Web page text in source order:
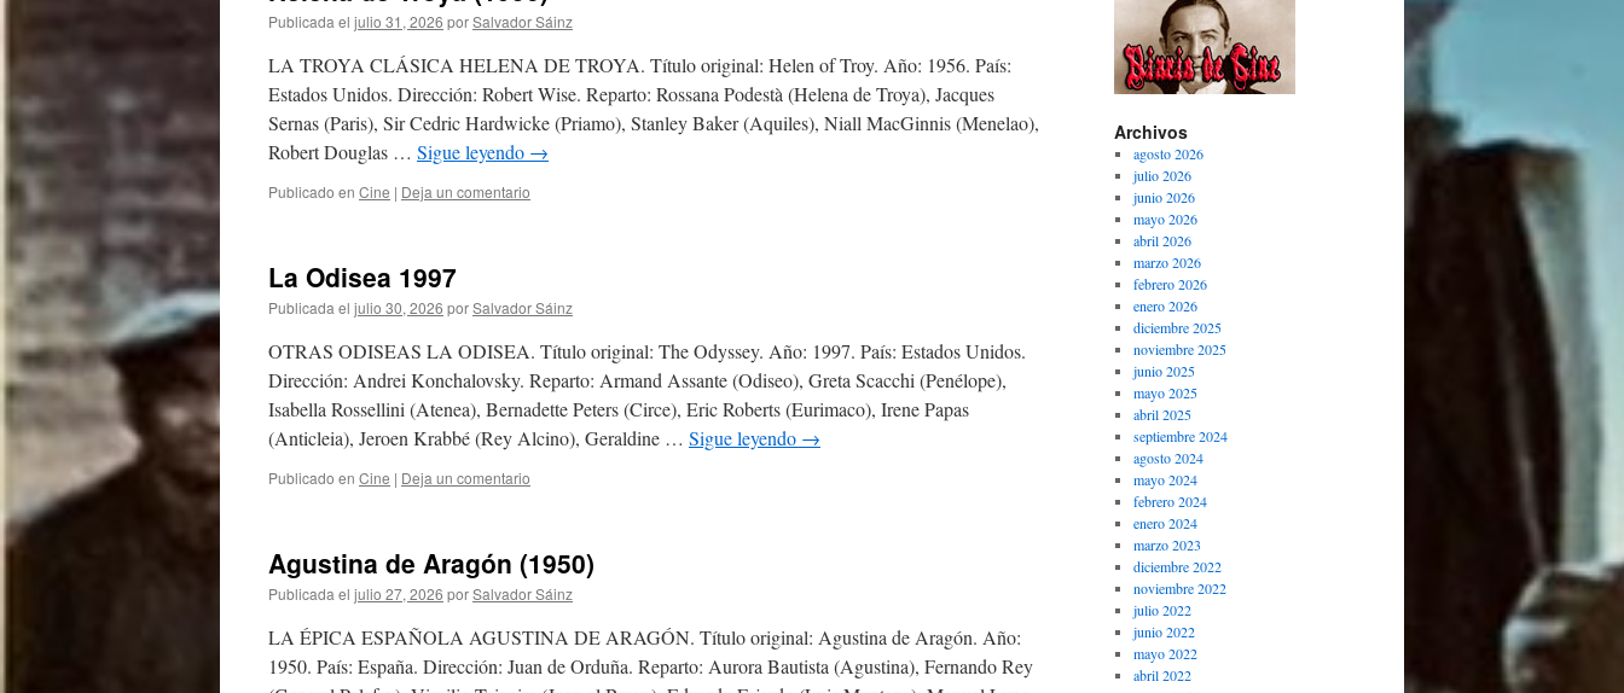
Publicada el julio 31, 2026 porSalvador Sáinz
LA TROYA CLÁSICA HELENA DE TROYA. Título original: Helen of Troy. Año: 1956. País:
Estados Unidos. Dirección: Robert Wise. Reparto: Rossana Podestà (Helena de Troya), Jacques
Sernas (Paris), Sir Cedric Hardwicke (Priamo), Stanley Baker (Aquiles), Niall MacGinnis (Menelao),
Robert Douglas … Sigue leyendo →
Publicado en Cine | Deja un comentario
La Odisea 1997
Publicada el julio 30, 2026 porSalvador Sáinz
OTRAS ODISEAS LA ODISEA. Título original: The Odyssey. Año: 1997. País: Estados Unidos.
Dirección: Andrei Konchalovsky. Reparto: Armand Assante (Odiseo), Greta Scacchi (Penélope),
Isabella Rossellini (Atenea), Bernadette Peters (Circe), Eric Roberts (Eurimaco), Irene Papas
(Anticleia), Jeroen Krabbé (Rey Alcino), Geraldine … Sigue leyendo →
Publicado en Cine | Deja un comentario
Agustina de Aragón (1950)
Publicada el julio 27, 2026 porSalvador Sáinz
LA ÉPICA ESPAÑOLA AGUSTINA DE ARAGÓN. Título original: Agustina de Aragón. Año:
1950. País: España. Dirección: Juan de Orduña. Reparto: Aurora Bautista (Agustina), Fernando Rey
Archivos
agosto 2026
julio 2026
junio 2026
mayo 2026
abril 2026
marzo 2026
febrero 2026
enero 2026
diciembre 2025
noviembre 2025
junio 2025
mayo 2025
abril 2025
septiembre 2024
agosto 2024
mayo 2024
febrero 2024
enero 2024
marzo 2023
diciembre 2022
noviembre 2022
julio 2022
junio 2022
mayo 2022
abril 2022